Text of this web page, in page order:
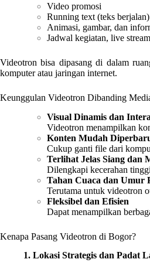
Video promosi
Running text (teks berjalan)
Animasi, gambar, dan
Jadwal kegiatan, live
Videotron bisa dipasang di dalam
komputer atau jaringan internet.
Keunggulan Videotron Dibanding
Visual Dinamis dan
Videotron menampilkan
Konten Mudah
Cukup ganti file dari
Terlihat Jelas Siang dan
Dilengkapi kecerahan
Tahan Cuaca dan Umur
Terutama untuk videotron
Fleksibel dan Efisien
Dapat menampilkan
Kenapa Pasang Videotron di Bogor?
1. Lokasi Strategis dan Padat